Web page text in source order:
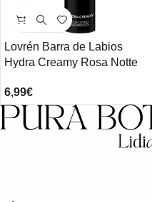
Lovrén Barra de Labios
Hydra Creamy Rosa Notte
6,99€